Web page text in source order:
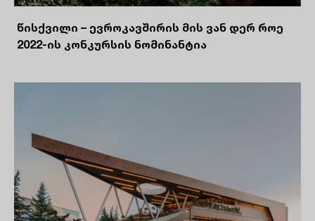
წისქვილი – ევროკავშირის მის ვან დერ როე
2022-ის კონკურსის ნომინანტია